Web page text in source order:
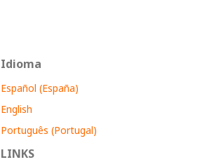
Idioma
Español (España)
English
Português (Portugal)
LINKS